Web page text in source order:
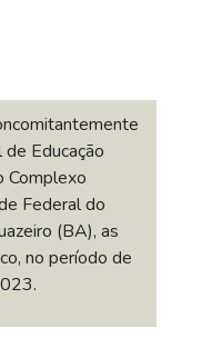
Educação
Complexo
Federal do
(BA), as
no período de